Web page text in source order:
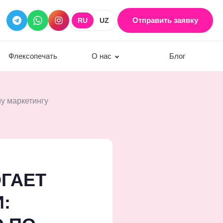
RU UZ Отправить заявку
Флексопечать О нас Блог
маркетингу